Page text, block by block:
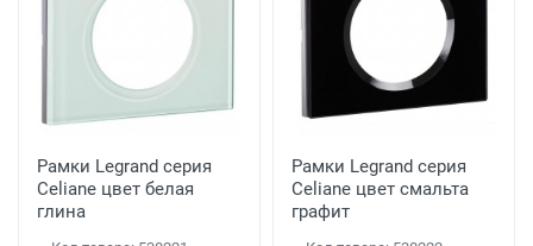
Рамки Legrand серия
Celiane цвет белая
глина
Рамки Legrand серия
Celiane цвет смальта
графит